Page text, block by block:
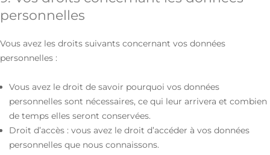
personnelles
Vous avez les droits suivants concernant vos données
personnelles :
Vous avez le droit de savoir pourquoi vos données
personnelles sont nécessaires, ce qui leur arrivera et combien
de temps elles seront conservées.
Droit d’accès : vous avez le droit d’accéder à vos données
personnelles que nous connaissons.